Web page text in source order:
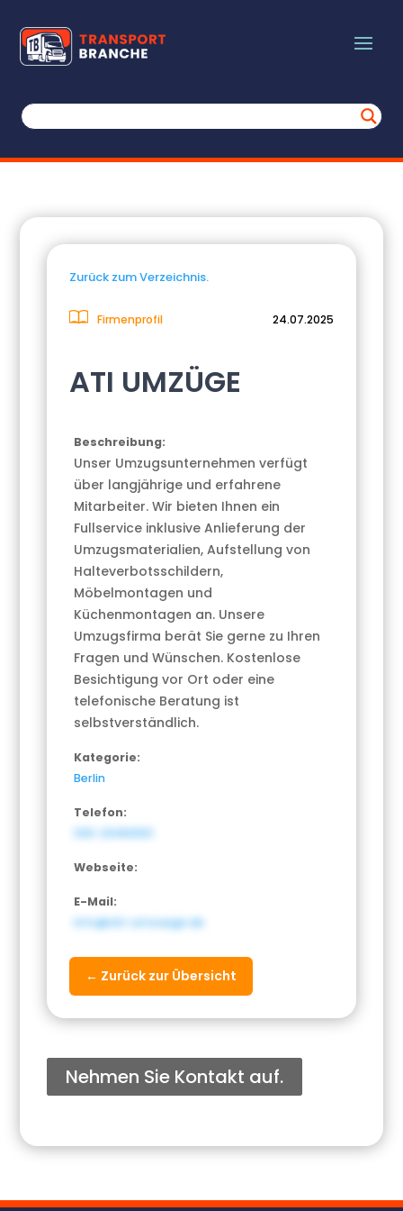
Zurück zum Verzeichnis.
Firmenprofil 24.07.2025
ATI UMZÜGE
Beschreibung:
Unser Umzugsunternehmen verfügt
über langjährige und erfahrene
Mitarbeiter. Wir bieten Ihnen ein
Fullservice inklusive Anlieferung der
Umzugsmaterialien, Aufstellung von
Halteverbotsschildern,
Möbelmontagen und
Küchenmontagen an. Unsere
Umzugsfirma berät Sie gerne zu Ihren
Fragen und Wünschen. Kostenlose
Besichtigung vor Ort oder eine
telefonische Beratung ist
selbstverständlich.
Kategorie:
Berlin
Telefon:
030-23460631
Webseite:
E-Mail:
info@ati-umzuege.de
← Zurück zur Übersicht
Nehmen Sie Kontakt auf.